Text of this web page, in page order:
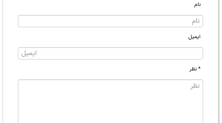
نام
ایمیل
* نظر